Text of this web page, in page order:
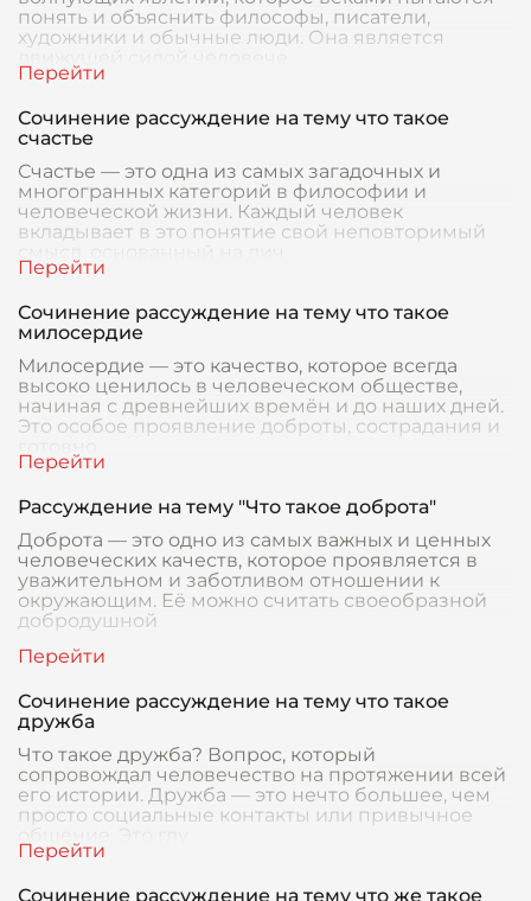
понять и объяснить философы, писатели,
художники и обычные люди. Она является
Сочинение рассуждение на тему что такое
счастье
Счастье — это одна из самых загадочных и
многогранных категорий в философии и
человеческой жизни. Каждый человек
вкладывает в это понятие свой неповторимый
Сочинение рассуждение на тему что такое
милосердие
Милосердие — это качество, которое всегда
высоко ценилось в человеческом обществе,
начиная с древнейших времён и до наших дней.
Это особое проявление доброты, сострадания и
Рассуждение на тему "Что такое доброта"
Доброта — это одно из самых важных и ценных
человеческих качеств, которое проявляется в
уважительном и заботливом отношении к
окружающим. Её можно считать своеобразной
добродушной
Сочинение рассуждение на тему что такое
дружба
Что такое дружба? Вопрос, который
сопровождал человечество на протяжении всей
его истории. Дружба — это нечто большее, чем
просто социальные контакты или привычное
общение. Это глу
Сочинение рассуждение на тему что же такое